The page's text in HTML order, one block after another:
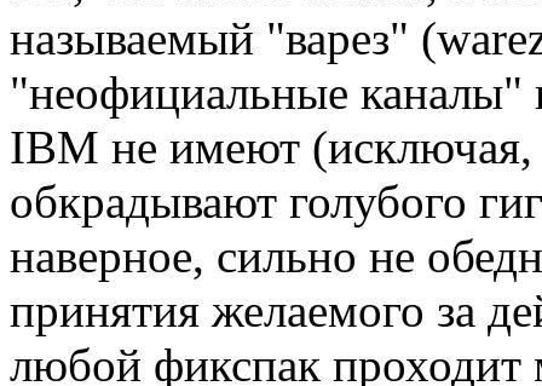
называемый "варез"
"неофициальные каналы"
IBM не имеют (исключая,
обкрадывают голубого
наверное, сильно не
принятия желаемого за
любой фикспак проходит